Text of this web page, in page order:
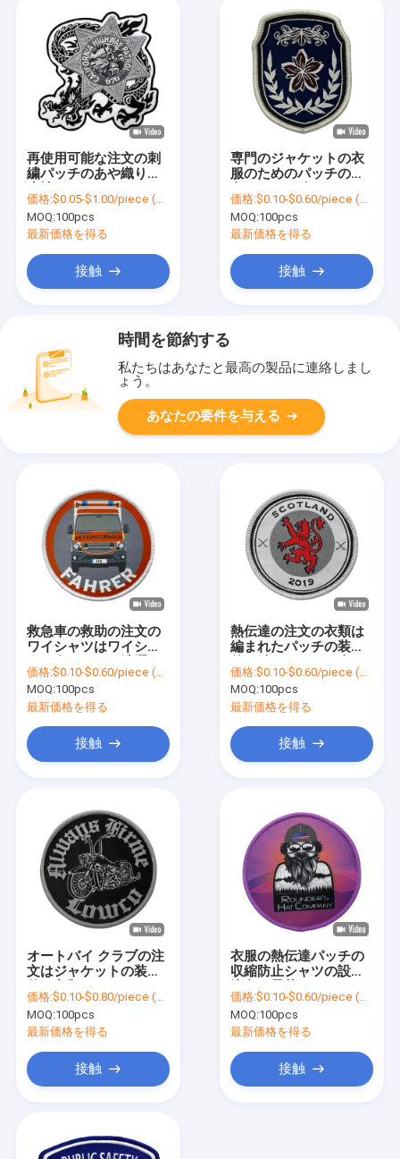
製品
再使用可能な注文の刺
繍パッチのあや織りの
テルによって刺繍され
るロゴ パッチ
価格:$0.05-$1.00/piece (depends on the design and order quantity)
MOQ:100pcs
最新価格を得る
接触
専門のジャケットの衣
服のためのパッチの注
ッチの鉄
価格:$0.10-$0.60/piece (depends on the design and order quantity)
MOQ:100pcs
最新価格を得る
接触
時間を節約する
私たちはあなたと最高の製品に連絡しまし
ょう。
あなたの要件を与える
救急車の救助の注文の
ワイシャツはワイシャ
きるpantone色を修繕
します
価格:$0.10-$0.60/piece (depends on the design and order quantity)
MOQ:100pcs
最新価格を得る
接触
熱伝達の注文の衣類は
編まれたパッチの装飾
ます
価格:$0.10-$0.60/piece (depends on the design and order quantity)
MOQ:100pcs
最新価格を得る
接触
オートバイ クラブの注
文はジャケットの装飾
めのパッチのアイロン
を縫います
価格:$0.10-$0.80/piece (depends on the design and order quantity)
MOQ:100pcs
最新価格を得る
接触
衣服の熱伝達パッチの
収縮防止シャツの設計
価格:$0.10-$0.60/piece (depends on the design and order quantity)
MOQ:100pcs
最新価格を得る
接触